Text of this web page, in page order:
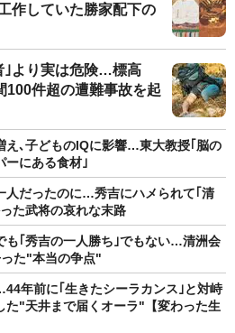
作していた勝家配下の
｣より実は危険…標高
100件超の遭難事故を起
え､子どものIQに影響…東大教授｢脳の
ーにある食材｣
人だったのに…秀吉にハメられて｢清
た武将の哀れな末路
も｢秀吉の一人勝ち｣でもない…清洲会
た"本当の争点"
年前に｢生きたシーラカンス｣と対峙
た"天井まで届くオーラ"【変わった生